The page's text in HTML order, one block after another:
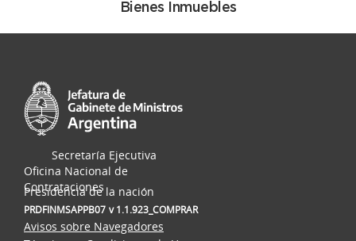
Bienes Inmuebles
Secretaría Ejecutiva
Oficina Nacional de
Contrataciones
Presidencia de la nación
PRDFINMSAPPB07 v 1.1.923_COMPRAR
Avisos sobre Navegadores